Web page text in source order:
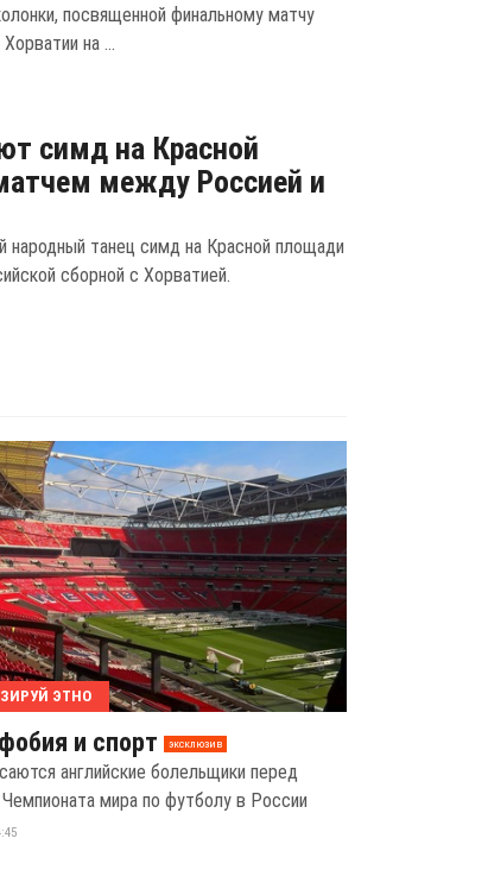
посвященной финальному матчу
на ...
симд на Красной
между Россией и
народный танец симд на Красной площади
сборной с Хорватией.
ЭТНО
и спорт эксклюзив
английские болельщики перед
мира по футболу в России